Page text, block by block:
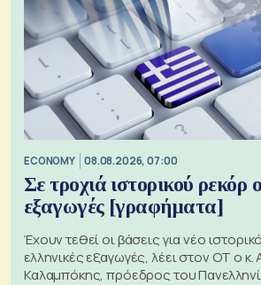
ECONOMY 08.08.2026, 07:00
Σε τροχιά ιστορικού ρεκόρ
εξαγωγές [γραφήματα]
Έχουν τεθεί οι βάσεις για νέο
ελληνικές εξαγωγές, λέει στον ΟΤ ο κ.
Καλαμπόκης, πρόεδρος του